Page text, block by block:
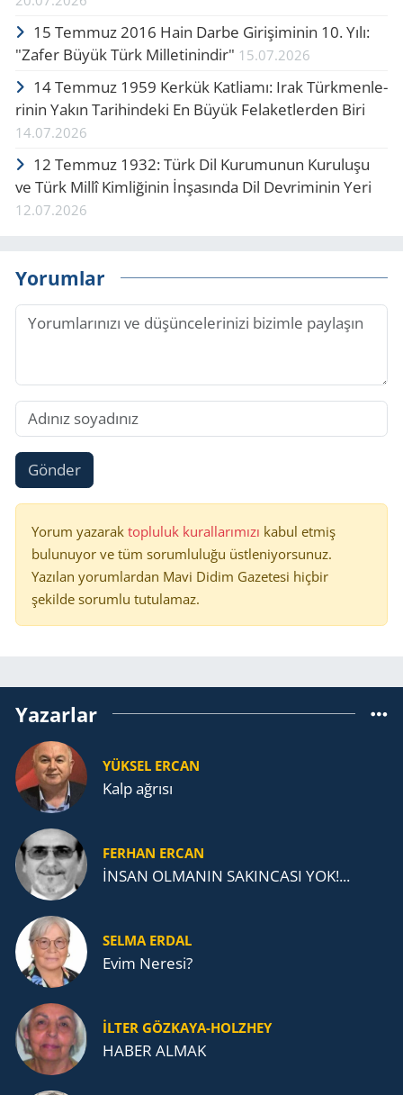
15 Tem­muz 2016 Hain Darbe Gi­ri­şi­mi­nin 10. Yılı:
"Zafer Büyük Türk Mil­le­ti­nin­dir" 15.07.2026
14 Tem­muz 1959 Ker­kük Kat­li­amı: Irak Türk­men­le­
ri­nin Yakın Ta­ri­hin­de­ki En Büyük Fe­la­ket­ler­den Biri
14.07.2026
12 Tem­muz 1932: Türk Dil Ku­ru­mu­nun Ku­ru­lu­şu
ve Türk Millî Kim­li­ği­nin İnşa­sın­da Dil Dev­ri­mi­nin Yeri
12.07.2026
Yorumlar
Gönder
Yorum yazarak topluluk kurallarımızı kabul etmiş
bulunuyor ve tüm sorumluluğu üstleniyorsunuz.
Yazılan yorumlardan Mavi Didim Gazetesi hiçbir
şekilde sorumlu tutulamaz.
Yazarlar
YÜKSEL ERCAN
Kalp ağrısı
FERHAN ERCAN
İNSAN OLMANIN SAKINCASI YOK!...
SELMA ERDAL
Evim Neresi?
İLTER GÖZKAYA-HOLZHEY
HABER ALMAK